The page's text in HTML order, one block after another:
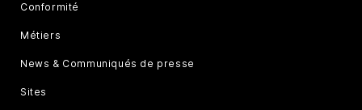
Conformité
Métiers
News & Communiqués de presse
Sites